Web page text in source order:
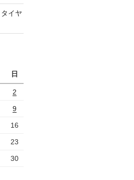
イヤ
日
2
9
16
23
30